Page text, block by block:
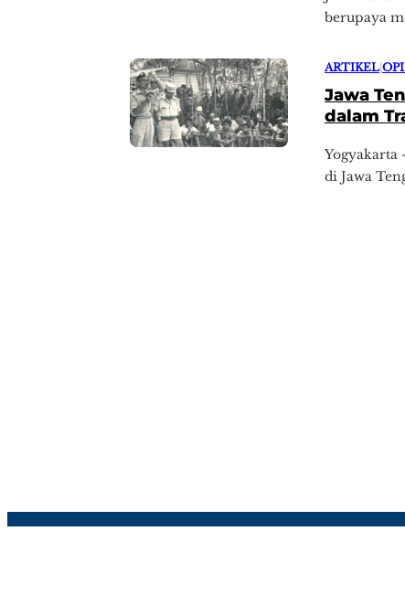
berupaya
ARTIKEL |
Jawa
dalam
Yogyakarta
di Jawa